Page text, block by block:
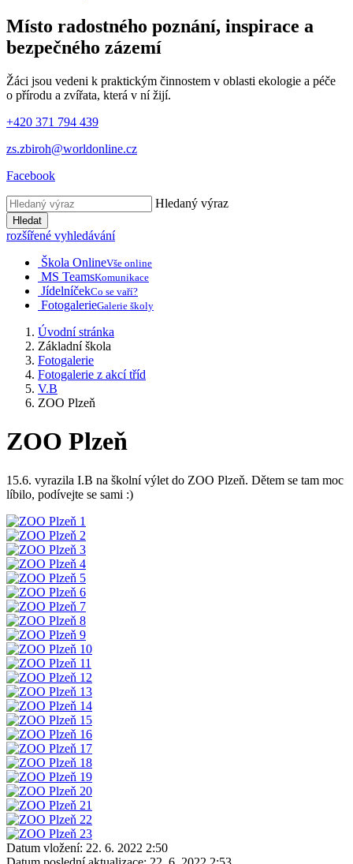
Místo radostného poznání, inspirace a
bezpečného zázemí
Žáci jsou vedeni k praktickým činnostem v oblasti ekologie a péče
o přírodu a zvířata, která v ní žijí.
+420 371 794 439
zs.zbiroh@worldonline.cz
Facebook
Hledaný výraz
Hledat
rozšířené vyhledávání
Škola OnlineVše online
MS TeamsKomunikace
JídelníčekCo se vaří?
FotogalerieGalerie školy
Úvodní stránka
Základní škola
Fotogalerie
Fotogalerie z akcí tříd
V.B
ZOO Plzeň
ZOO Plzeň
15.6. vyrazila I.B na školní výlet do ZOO Plzeň. Dětem se tam moc
líbilo, podívejte se sami :)
Datum vložení: 22. 6. 2022 2:50